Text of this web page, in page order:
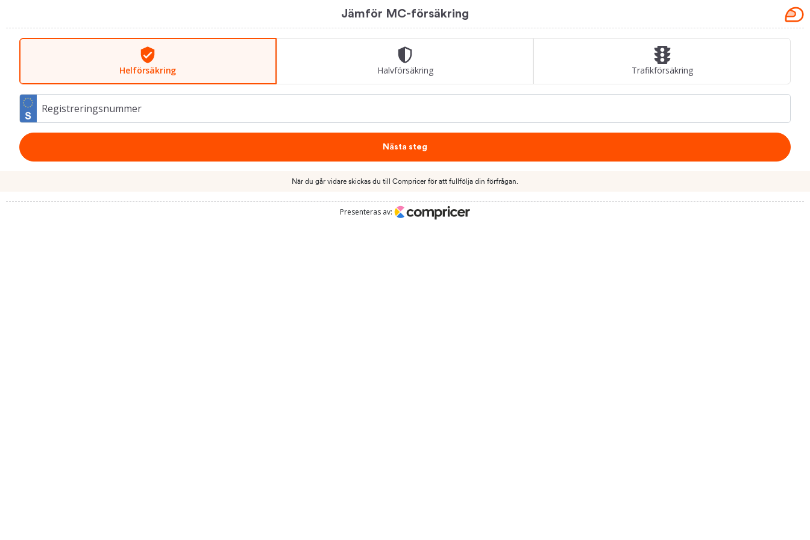
Jämför MC-försäkring
Hel­försäkring Halv­försäkring Trafik­försäkring
Registreringsnummer
Nästa steg
När du går vidare skickas du till Compricer för att fullfölja din förfrågan.
Presenteras av: